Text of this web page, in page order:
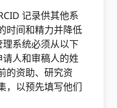
记录供其他系
时间和精力并降低
系统必须从以下
人和审稿人的姓
的资助、研究资
，以预先填写他们